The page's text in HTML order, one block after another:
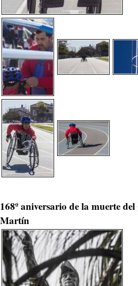
168º aniversario de la muerte
Martín